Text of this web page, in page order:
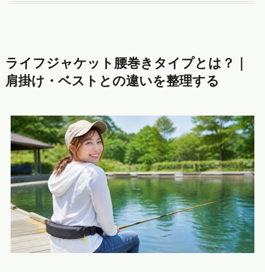
ライフジャケット腰巻きタイプとは？｜
肩掛け・ベストとの違いを整理する